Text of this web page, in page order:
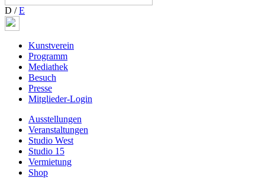
D /E
Kunstverein
Programm
Mediathek
Besuch
Presse
Mitglieder-Login
Ausstellungen
Veranstaltungen
Studio West
Studio 15
Vermietung
Shop